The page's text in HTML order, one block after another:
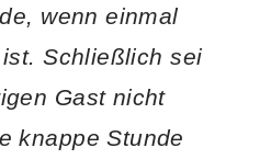
wenn einmal
Schließlich sei
Gast nicht
knappe Stunde